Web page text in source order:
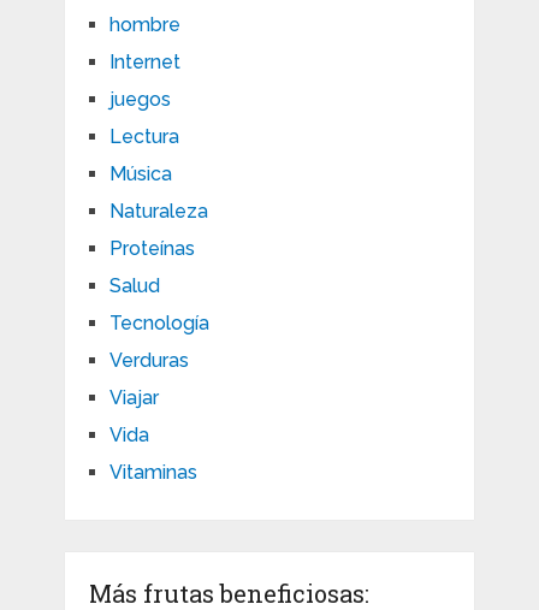
hombre
Internet
juegos
Lectura
Música
Naturaleza
Proteínas
Salud
Tecnología
Verduras
Viajar
Vida
Vitaminas
Más frutas beneficiosas: